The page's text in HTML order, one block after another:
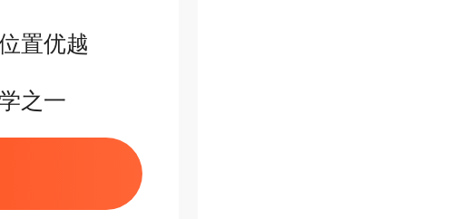
置优越
之一